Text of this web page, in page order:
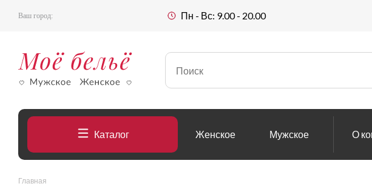
Ваш город: Пн - Вс: 9.00 - 20.00
Каталог Женское Мужское О
Главная